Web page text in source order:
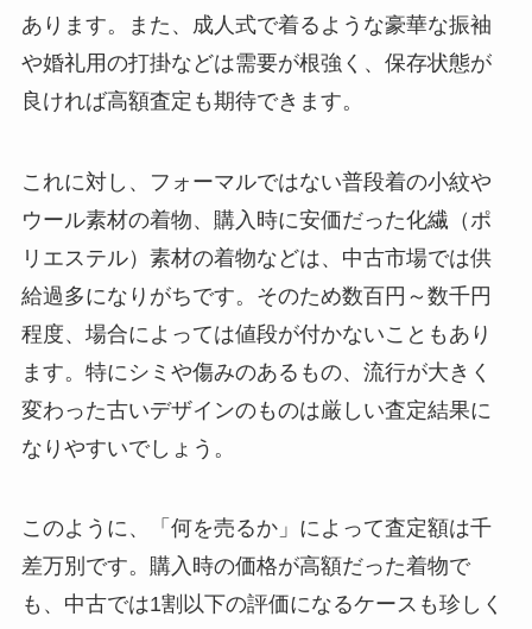
あります。また、成人式で着るような豪華な振袖
や婚礼用の打掛などは需要が根強く、保存状態が
良ければ高額査定も期待できます。
これに対し、フォーマルではない普段着の小紋や
ウール素材の着物、購入時に安価だった化繊（ポ
リエステル）素材の着物などは、中古市場では供
給過多になりがちです。そのため数百円～数千円
程度、場合によっては値段が付かないこともあり
ます。特にシミや傷みのあるもの、流行が大きく
変わった古いデザインのものは厳しい査定結果に
なりやすいでしょう。
このように、「何を売るか」によって査定額は千
差万別です。購入時の価格が高額だった着物で
も、中古では1割以下の評価になるケースも珍しく